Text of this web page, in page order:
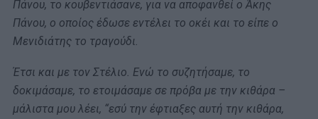
Πάνου, το κουβεντιάσανε, για να αποφανθεί ο Άκης
Πάνου, ο οποίος έδωσε εντέλει το οκέι και το είπε ο
Μενιδιάτης το τραγούδι.
Έτσι και με τον Στέλιο. Ενώ το συζητήσαμε, το
δοκιμάσαμε, το ετοιμάσαμε σε πρόβα με την κιθάρα –
μάλιστα μου λέει, “εσύ την έφτιαξες αυτή την κιθάρα,